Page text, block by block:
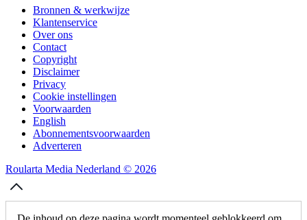
Bronnen & werkwijze
Klantenservice
Over ons
Contact
Copyright
Disclaimer
Privacy
Cookie instellingen
Voorwaarden
English
Abonnementsvoorwaarden
Adverteren
Roularta Media Nederland © 2026